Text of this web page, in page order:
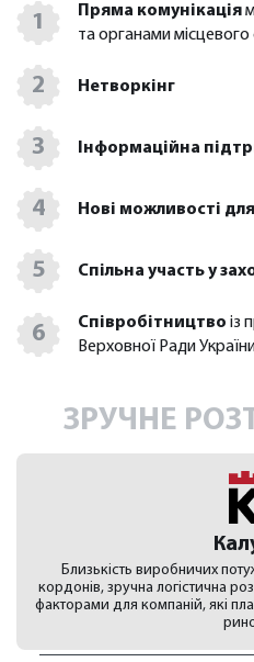
1 Пряма комунікація
та органами
2 Нетворкінг
3 Інформаційна
4 Нові можливості
5 Спільна участь у
6 Співробітництво із
Верховної Ради
ЗРУЧНЕ
Близькість виробничих
кордонів, зручна логістична
факторами для компаній, які